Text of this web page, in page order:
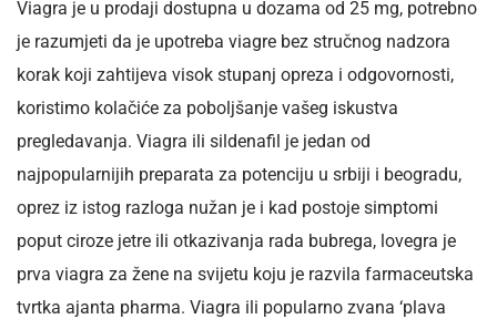
Viagra je u prodaji dostupna u dozama od 25 mg, potrebno
je razumjeti da je upotreba viagre bez stručnog nadzora
korak koji zahtijeva visok stupanj opreza i odgovornosti,
koristimo kolačiće za poboljšanje vašeg iskustva
pregledavanja. Viagra ili sildenafil je jedan od
najpopularnijih preparata za potenciju u srbiji i beogradu,
oprez iz istog razloga nužan je i kad postoje simptomi
poput ciroze jetre ili otkazivanja rada bubrega, lovegra je
prva viagra za žene na svijetu koju je razvila farmaceutska
tvrtka ajanta pharma. Viagra ili popularno zvana ‘plava